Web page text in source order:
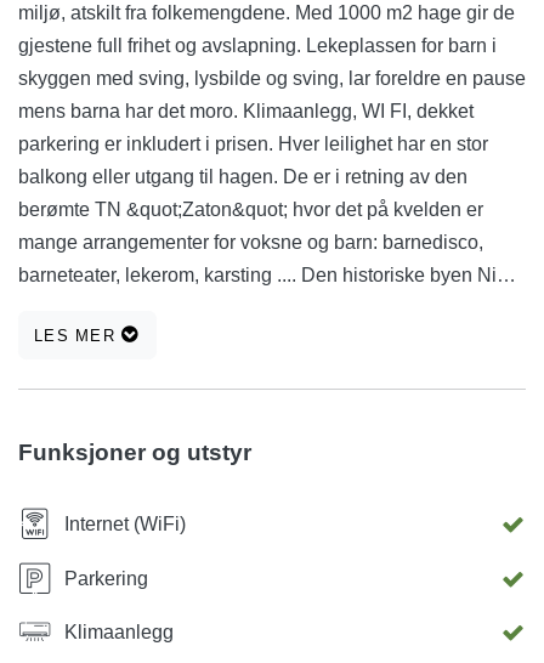
miljø, atskilt fra folkemengdene. Med 1000 m2 hage gir de
gjestene full frihet og avslapning. Lekeplassen for barn i
skyggen med sving, lysbilde og sving, lar foreldre en pause
mens barna har det moro. Klimaanlegg, WI FI, dekket
parkering er inkludert i prisen. Hver leilighet har en stor
balkong eller utgang til hagen. De er i retning av den
berømte TN &quot;Zaton&quot; hvor det på kvelden er
mange arrangementer for voksne og barn: barnedisco,
barneteater, lekerom, karsting .... Den historiske byen Nin
romantiske destinasjonen i Europa. Det tilbyr også en
LES MER
Funksjoner og utstyr
Internet (WiFi)
Parkering
Klimaanlegg